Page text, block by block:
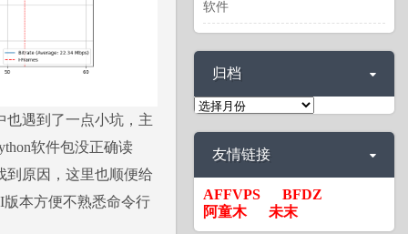
也遇到了一点小坑，主
软件包没正确读
到原因，这里也顺便给
本方便不熟悉命令行
软件
归档
归
友情链接
AFFVPS
BFDZ
阿童木
未末